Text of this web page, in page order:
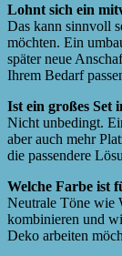
Lohnt sich ein
Das kann sinnvoll
möchten. Ein
später neue
Ihrem Bedarf
Ist ein großes Set
Nicht unbedingt.
aber auch mehr
die passendere
Welche Farbe ist
Neutrale Töne wie
kombinieren und
Deko arbeiten